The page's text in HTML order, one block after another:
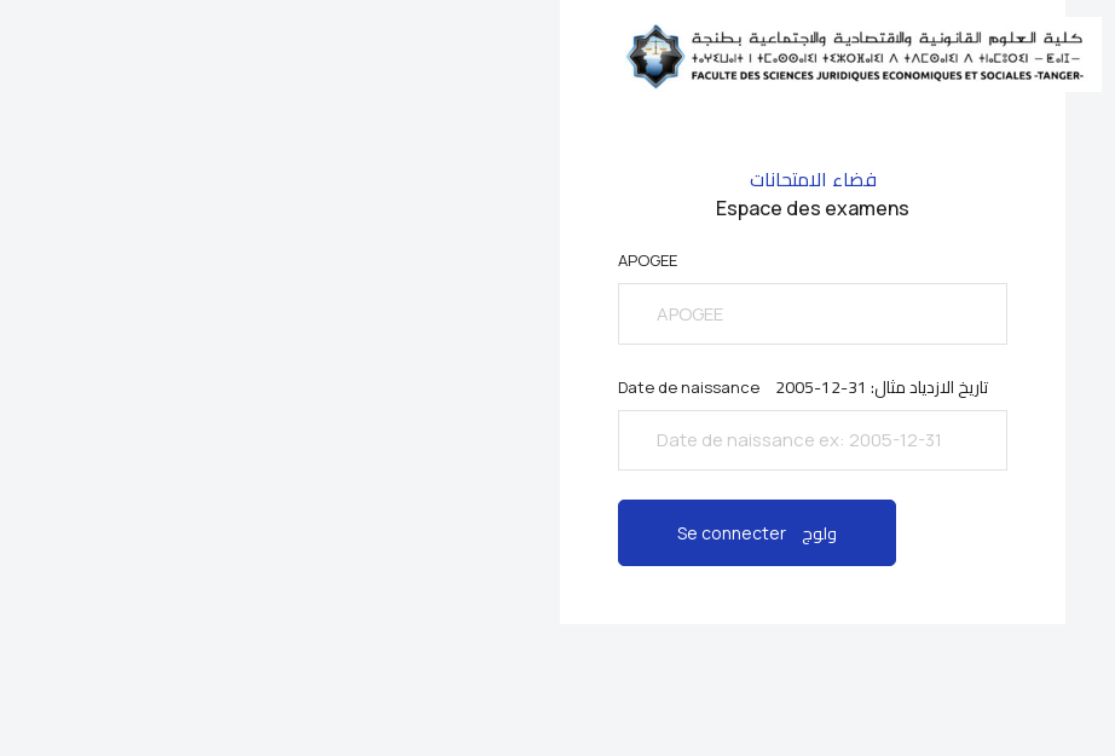
فضاء الامتحانات
Espace des examens
APOGEE
Date de naissance 2005-12-31 :تاريخ الازدياد مثال
Se connecter ولوج